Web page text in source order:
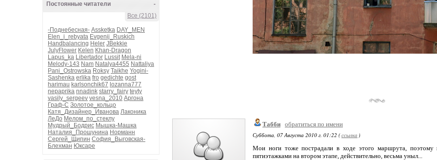
-
Постоянные читатели
Все (2101)
-Поднебесная- Assketka DAY_MEN
Elen_i_rebyata Evgenij_Ruskich
Handbalancing Heler JBekkie
JulyFlower Kelen Khan-Dragon
Lapus_ka Libertador Lussit Mela-ni
Melody-143 Nam Natalya4455 Nattaliya
Pani_Ostrowska Roksy Taikhe Yogini-
Sashenka erlika fro gedichte gost
harimau karlsonchik67 lozanna777
nepaprika nnadink starry_fairy teyty
vasily_sergeev vesna_2010 Аргона
Граф-С Золотое_кольцо
Катя_Дизайнер_Иванова Лаконика
ЛеДо Мелом_по_стеклу
Мудрый_Бодрис Мышка-Машка
Наталия_Прошунина Норманн
Сергей_Щипин София_Выговская-
Блехман Юксаре
Табби обратиться по имени
Суббота, 07 Августа 2010 г. 01:22 (ссылка )
Мои ноги тоже пострадали в ходе этого маршрута,
пятиэтажками на втором этапе, действительно, весьма уныл...